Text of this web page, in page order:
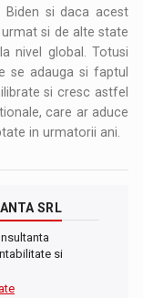
si daca acest
si de alte state
nivel global. Totusi
se adauga si faptul
si cresc astfel
care ar aduce
in urmatorii ani.
SRL
si